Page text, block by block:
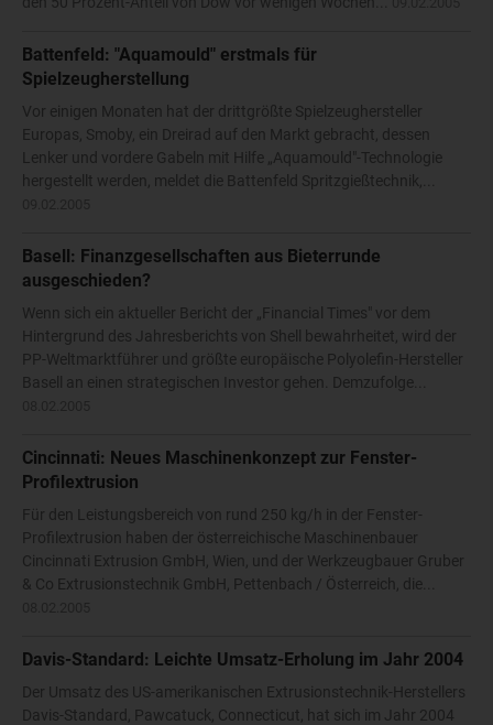
Battenfeld: "Aquamould" erstmals für
Spielzeugherstellung
Vor einigen Monaten hat der drittgrößte Spielzeughersteller
Europas, Smoby, ein Dreirad auf den Markt gebracht, dessen
Lenker und vordere Gabeln mit Hilfe „Aquamould"-Technologie
hergestellt werden, meldet die Battenfeld Spritzgießtechnik,...
Basell: Finanzgesellschaften aus Bieterrunde
ausgeschieden?
Wenn sich ein aktueller Bericht der „Financial Times" vor dem
Hintergrund des Jahresberichts von Shell bewahrheitet, wird der
PP-Weltmarktführer und größte europäische Polyolefin-Hersteller
Basell an einen strategischen Investor gehen. Demzufolge...
Cincinnati: Neues Maschinenkonzept zur Fenster-
Profilextrusion
Für den Leistungsbereich von rund 250 kg/h in der Fenster-
Profilextrusion haben der österreichische Maschinenbauer
Cincinnati Extrusion GmbH, Wien, und der Werkzeugbauer Gruber
& Co Extrusionstechnik GmbH, Pettenbach / Österreich, die...
Davis-Standard: Leichte Umsatz-Erholung im Jahr 2004
Der Umsatz des US-amerikanischen Extrusionstechnik-Herstellers
Davis-Standard, Pawcatuck, Connecticut, hat sich im Jahr 2004